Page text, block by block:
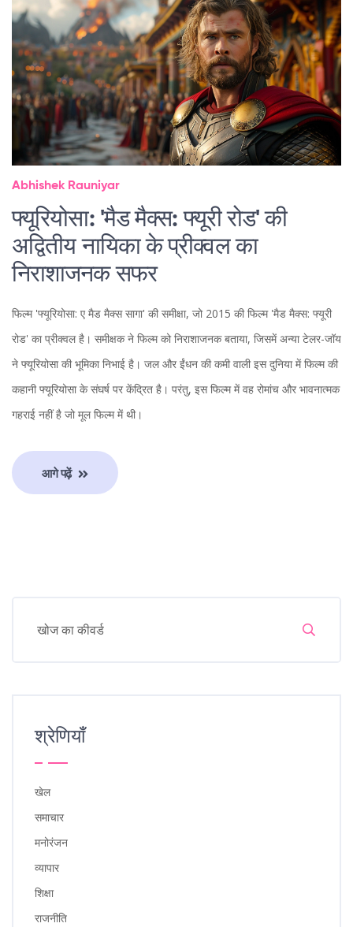
Abhishek Rauniyar
फ्यूरियोसा: 'मैड मैक्स: फ्यूरी रोड' की
अद्वितीय नायिका के प्रीक्वल का
निराशाजनक सफर
फिल्म 'फ्यूरियोसा: ए मैड मैक्स सागा' की समीक्षा, जो 2015 की फिल्म 'मैड मैक्स: फ्यूरी
रोड' का प्रीक्वल है। समीक्षक ने फिल्म को निराशाजनक बताया, जिसमें अन्या टेलर-जॉय
ने फ्यूरियोसा की भूमिका निभाई है। जल और ईंधन की कमी वाली इस दुनिया में फिल्म की
कहानी फ्यूरियोसा के संघर्ष पर केंद्रित है। परंतु, इस फिल्म में वह रोमांच और भावनात्मक
गहराई नहीं है जो मूल फिल्म में थी।
आगे पढ़ें
श्रेणियाँ
खेल
समाचार
मनोरंजन
व्यापार
शिक्षा
राजनीति